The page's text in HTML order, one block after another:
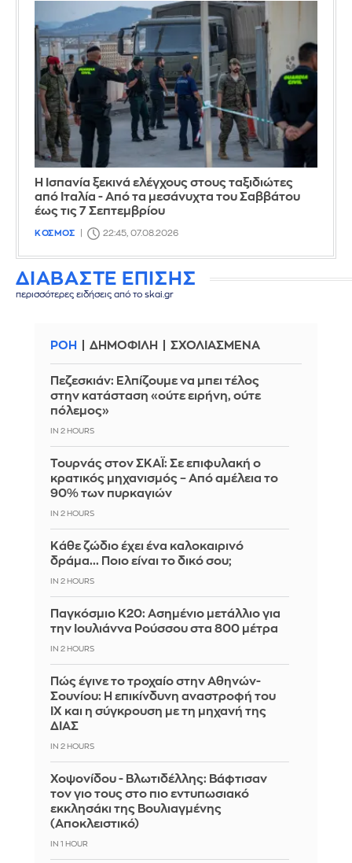
Η Ισπανία ξεκινά ελέγχους στους ταξιδιώτες
από Ιταλία - Από τα μεσάνυχτα του Σαββάτου
έως τις 7 Σεπτεμβρίου
ΚΟΣΜΟΣ 22:45, 07.08.2026
ΔΙΑΒΑΣΤΕ ΕΠΙΣΗΣ
περισσότερες ειδήσεις από το skai.gr
ΡΟΗ ΔΗΜΟΦΙΛΗ ΣΧΟΛΙΑΣΜΕΝΑ
Πεζεσκιάν: Ελπίζουμε να μπει τέλος
στην κατάσταση «ούτε ειρήνη, ούτε
πόλεμος»
IN 2 HOURS
Τουρνάς στον ΣΚΑΪ: Σε επιφυλακή ο
κρατικός μηχανισμός – Από αμέλεια το
90% των πυρκαγιών
IN 2 HOURS
Κάθε ζώδιο έχει ένα καλοκαιρινό
δράμα... Ποιο είναι το δικό σου;
IN 2 HOURS
Παγκόσμιο Κ20: Ασημένιο μετάλλιο για
την Ιουλιάννα Ρούσσου στα 800 μέτρα
IN 2 HOURS
Πώς έγινε το τροχαίο στην Αθηνών-
Σουνίου: Η επικίνδυνη αναστροφή του
ΙΧ και η σύγκρουση με τη μηχανή της
ΔΙΑΣ
IN 2 HOURS
Χοψονίδου - Βλωτιδέλλης: Βάφτισαν
τον γιο τους στο πιο εντυπωσιακό
εκκλησάκι της Βουλιαγμένης
(Αποκλειστικό)
IN 1 HOUR